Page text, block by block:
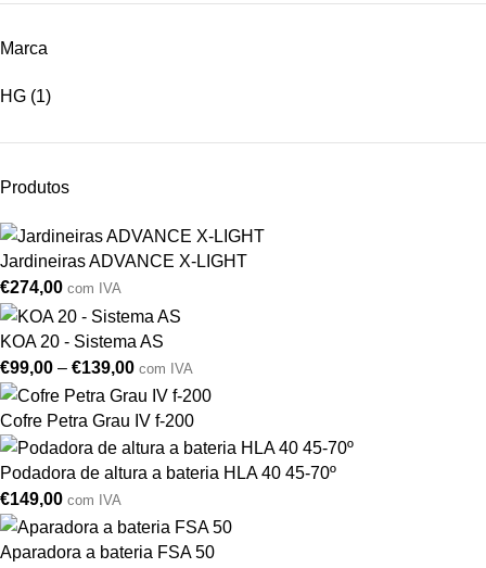
Marca
HG (1)
Produtos
Jardineiras ADVANCE X-LIGHT
€274,00 com IVA
KOA 20 - Sistema AS
€99,00 – €139,00 com IVA
Cofre Petra Grau IV f-200
Podadora de altura a bateria HLA 40 45-70º
€149,00 com IVA
Aparadora a bateria FSA 50